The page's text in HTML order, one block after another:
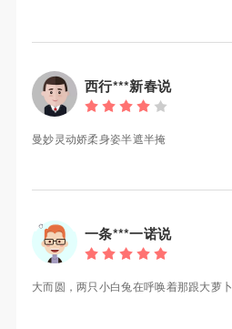
西行***新春说
曼妙灵动娇柔身姿半遮半掩
一条***一诺说
大而圆，两只小白兔在呼唤着那跟大萝卜